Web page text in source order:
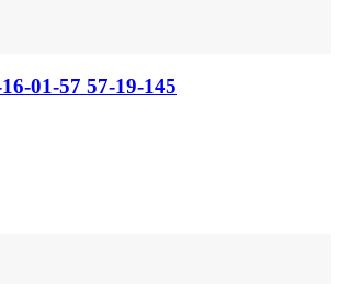
01-57 57-19-145